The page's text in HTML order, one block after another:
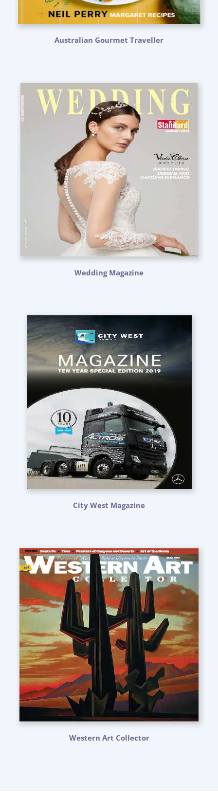
Australian Gourmet Traveller
Wedding Magazine
City West Magazine
Western Art Collector